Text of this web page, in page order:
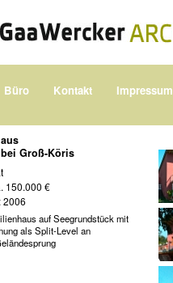
Büro Kontakt Impressum
Groß-Köris
150.000 €
2006
auf Seegrundstück mit
als Split-Level an